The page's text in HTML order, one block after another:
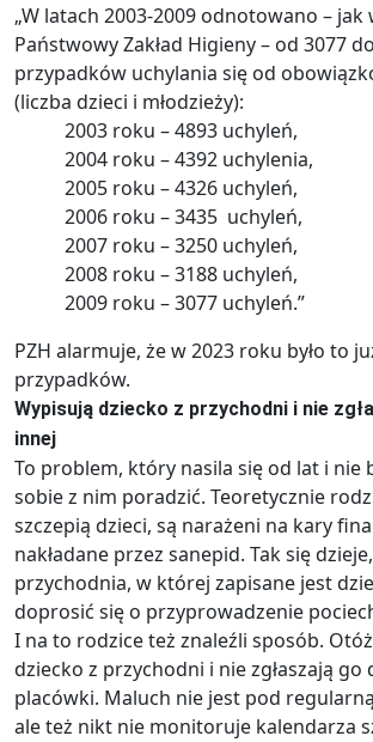
„W latach 2003-2009 odnotowano – jak
Państwowy Zakład Higieny – od 3077
przypadków uchylania się od
(liczba dzieci i młodzieży):
2003 roku – 4893 uchyleń,
2004 roku – 4392 uchylenia,
2005 roku – 4326 uchyleń,
2006 roku – 3435 uchyleń,
2007 roku – 3250 uchyleń,
2008 roku – 3188 uchyleń,
2009 roku – 3077 uchyleń.”
PZH alarmuje, że w 2023 roku było to
przypadków.
Wypisują dziecko z przychodni i nie
innej
To problem, który nasila się od lat i nie
sobie z nim poradzić. Teoretycznie
szczepią dzieci, są narażeni na kary
nakładane przez sanepid. Tak się
przychodnia, w której zapisane jest
doprosić się o przyprowadzenie
I na to rodzice też znaleźli sposób.
dziecko z przychodni i nie zgłaszają go
placówki. Maluch nie jest pod
ale też nikt nie monitoruje kalendarza